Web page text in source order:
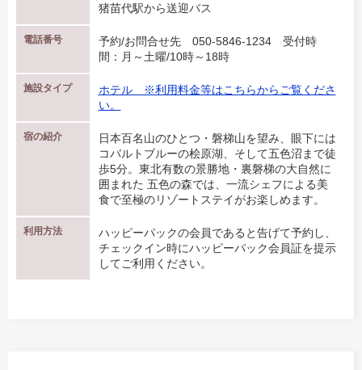
猪苗代駅から送迎バス
電話番号
予約/お問合せ先 050-5846-1234 受付時
間：月～土曜/10時～18時
施設タイプ
ホテル ※利用料金等はこちらからご覧くださ
い。
宿の紹介
日本百名山のひとつ・磐梯山を望み、眼下には
コバルトブルーの桧原湖、そして五色沼まで徒
歩5分。東北有数の景勝地・裏磐梯の大自然に
囲まれた 五色の森では、一流シェフによる美
食で至極のリゾートステイがお楽しめます。
利用方法
ハッピーパックの会員であると告げて予約し、
チェックイン時にハッピーパック会員証を提示
してご利用ください。